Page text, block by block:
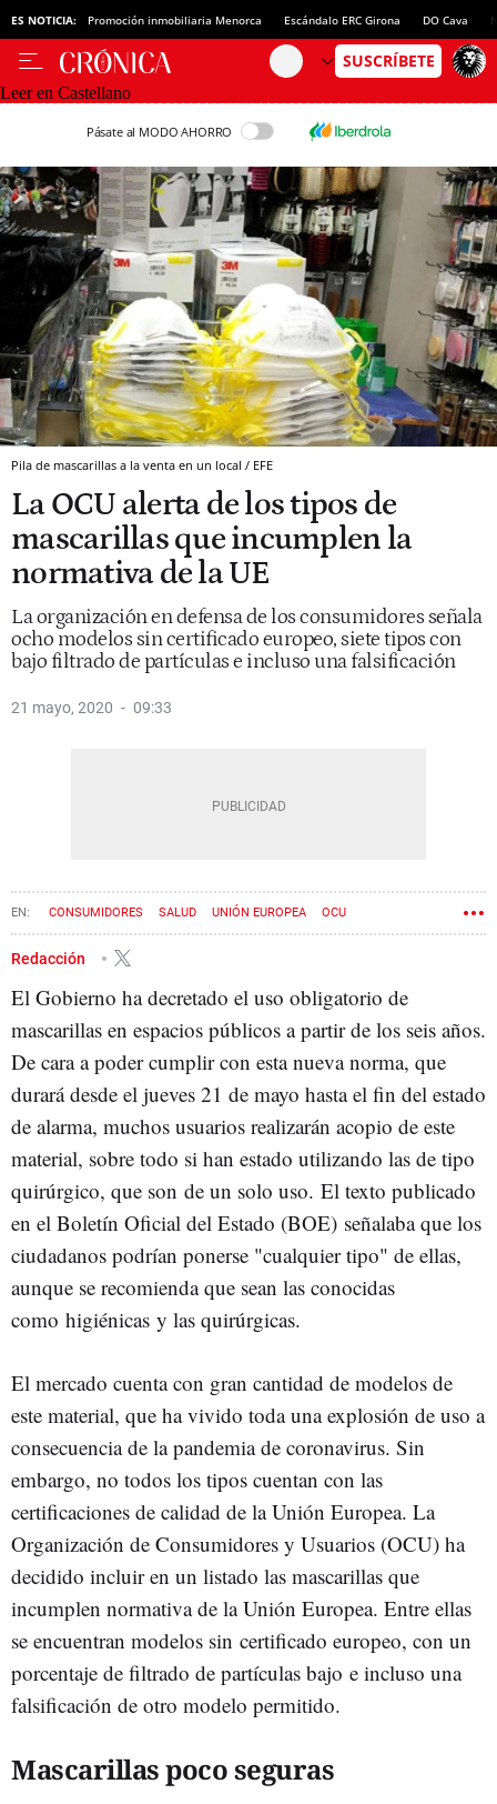
ES NOTICIA: Promoción inmobiliaria Menorca Escándalo ERC Girona DO Cava
Leer en Castellano
Pásate al MODO AHORRO
Pila de mascarillas a la venta en un local / EFE
La OCU alerta de los tipos de
mascarillas que incumplen la
normativa de la UE
La organización en defensa de los consumidores señala
ocho modelos sin certificado europeo, siete tipos con
bajo filtrado de partículas e incluso una falsificación
21 mayo, 2020 09:33
CONSUMIDORES SALUD UNIÓN EUROPEA OCU
Redacción
El Gobierno ha decretado el uso obligatorio de
mascarillas en espacios públicos a partir de los seis años.
De cara a poder cumplir con esta nueva norma, que
durará desde el jueves 21 de mayo hasta el fin del estado
de alarma, muchos usuarios realizarán acopio de este
material, sobre todo si han estado utilizando las de tipo
quirúrgico, que son de un solo uso. El texto publicado
en el Boletín Oficial del Estado (BOE) señalaba que los
ciudadanos podrían ponerse "cualquier tipo" de ellas,
aunque se recomienda que sean las conocidas
como higiénicas y las quirúrgicas.
El mercado cuenta con gran cantidad de modelos de
este material, que ha vivido toda una explosión de uso a
consecuencia de la pandemia de coronavirus. Sin
embargo, no todos los tipos cuentan con las
certificaciones de calidad de la Unión Europea. La
Organización de Consumidores y Usuarios (OCU) ha
decidido incluir en un listado las mascarillas que
incumplen normativa de la Unión Europea. Entre ellas
se encuentran modelos sin certificado europeo, con un
porcentaje de filtrado de partículas bajo e incluso una
falsificación de otro modelo permitido.
Mascarillas poco seguras